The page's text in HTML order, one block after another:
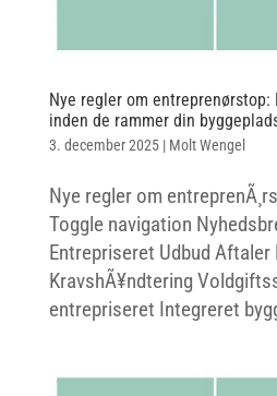
Nye regler om entreprenørstop:
inden de rammer din
3. december 2025| Molt Wengel
Nye regler om
Toggle navigation
Entrepriseret Udbud Aftaler
KravshÃ¥ndtering
entrepriseret Integreret